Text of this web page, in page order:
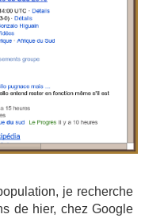
je recherche
de hier, chez Google